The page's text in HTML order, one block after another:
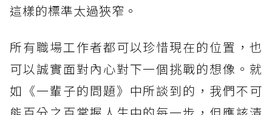
這樣的標準太過狹窄。
所有職場工作者都可以珍惜現在的位置，也
可以誠實面對內心對下一個挑戰的想像。就
如《一輩子的問題》中所談到的，我們不可